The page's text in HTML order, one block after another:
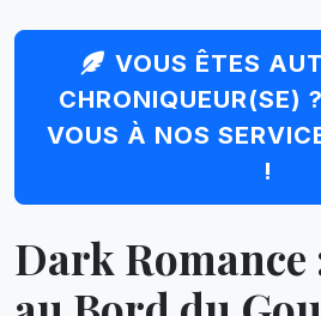
VOUS ÊTES
CHRONIQUEUR(SE)
VOUS À NOS
!
Dark Romance